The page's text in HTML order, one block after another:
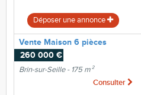
Déposer une annonce
Vente Maison 6 pièces
260 000 €
Brin-sur-Seille - 175 m²
Consulter